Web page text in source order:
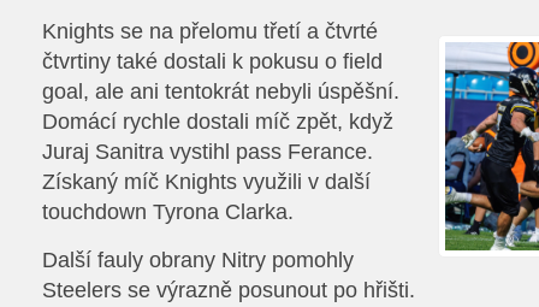
Knights se na přelomu třetí a čtvrté
čtvrtiny také dostali k pokusu o field
goal, ale ani tentokrát nebyli úspěšní.
Domácí rychle dostali míč zpět, když
Juraj Sanitra vystihl pass Ferance.
Získaný míč Knights využili v další
touchdown Tyrona Clarka.
Další fauly obrany Nitry pomohly
Steelers se výrazně posunout po hřišti.